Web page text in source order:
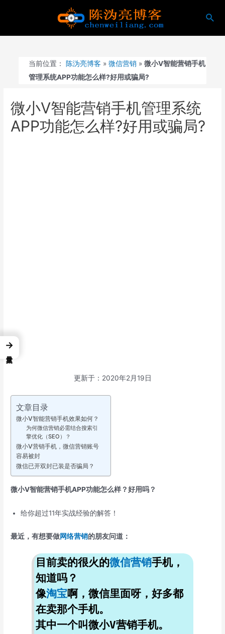
搜
当前位置： 陈沩亮博客 »微信营销 »微小V智能营销手机
管理系统APP功能怎么样?好用或骗局?
微小V智能营销手机管理系统
APP功能怎么样?好用或骗局?
更新于：2020年2月19日
文章目录
微小V智能营销手机效果如何？
为何微信营销必需结合搜索引
擎优化（SEO）？
微小V营销手机，微信营销账号
容易被封
微信已开双封已装是否骗局？
微小V智能营销手机APP功能怎么样？好用吗？
给你超过11年实战经验的解答！
最近，有想要做网络营销的朋友问道：
目前卖的很火的微信营销手机，
知道吗？
像淘宝啊，微信里面呀，好多都
在卖那个手机。
其中一个叫微小V营销手机。
→